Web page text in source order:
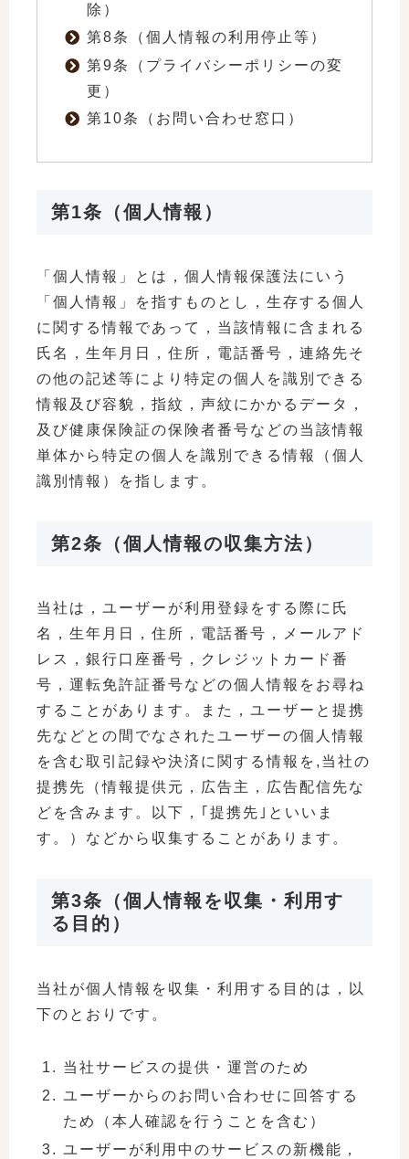
除）
第8条（個人情報の利用停止等）
第9条（プライバシーポリシーの変
更）
第10条（お問い合わせ窓口）
第1条（個人情報）
「個人情報」とは，個人情報保護法にいう
「個人情報」を指すものとし，生存する個人
に関する情報であって，当該情報に含まれる
氏名，生年月日，住所，電話番号，連絡先そ
の他の記述等により特定の個人を識別できる
情報及び容貌，指紋，声紋にかかるデータ，
及び健康保険証の保険者番号などの当該情報
単体から特定の個人を識別できる情報（個人
識別情報）を指します。
第2条（個人情報の収集方法）
当社は，ユーザーが利用登録をする際に氏
名，生年月日，住所，電話番号，メールアド
レス，銀行口座番号，クレジットカード番
号，運転免許証番号などの個人情報をお尋ね
することがあります。また，ユーザーと提携
先などとの間でなされたユーザーの個人情報
を含む取引記録や決済に関する情報を,当社の
提携先（情報提供元，広告主，広告配信先な
どを含みます。以下，｢提携先｣といいま
す。）などから収集することがあります。
第3条（個人情報を収集・利用す
る目的）
当社が個人情報を収集・利用する目的は，以
下のとおりです。
当社サービスの提供・運営のため
ユーザーからのお問い合わせに回答する
ため（本人確認を行うことを含む）
ユーザーが利用中のサービスの新機能，